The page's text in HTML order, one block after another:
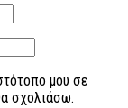
μου σε
σχολιάσω.